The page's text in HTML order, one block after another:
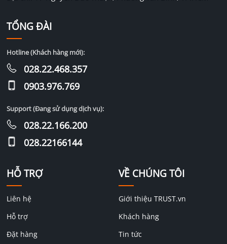
HỖ TRỢ
Liên hệ
Hỗ trợ
Đặt hàng
VỀ CHÚNG TÔI
Giới thiệu TRUST.vn
Khách hàng
Tin tức
TỔNG ĐÀI
Hotline (Khách hàng mới):
028.22.468.357
0903.976.769
Support (Đang sử dụng dịch vụ):
028.22.166.200
028.22166144